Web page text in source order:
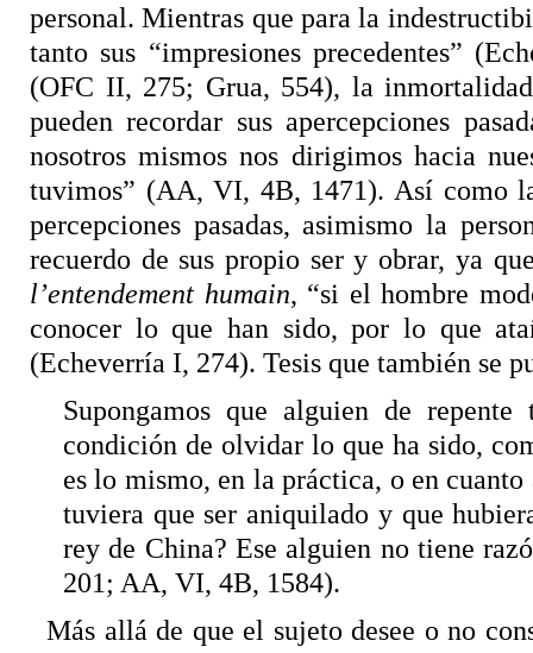
personal. Mientras que para la
tanto sus “impresiones precedentes”
(OFC II, 275; Grua, 554), la
pueden recordar sus apercepciones
nosotros mismos nos dirigimos hacia
tuvimos” (AA, VI, 4B, 1471). Así como
percepciones pasadas, asimismo la
recuerdo de sus propio ser y obrar, ya
l’entendement humain, “si el hombre
conocer lo que han sido, por lo que
(Echeverría I, 274). Tesis que también se
Supongamos que alguien de
condición de olvidar lo que ha sido,
es lo mismo, en la práctica, o en
tuviera que ser aniquilado y que
rey de China? Ese alguien no tiene
201; AA, VI, 4B, 1584).
Más allá de que el sujeto desee o no